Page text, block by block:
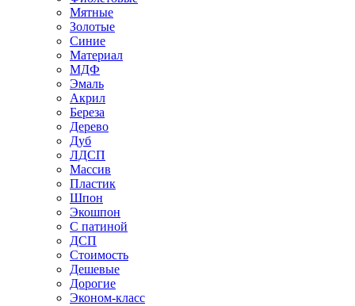
Мятные
Золотые
Синие
Материал
МДФ
Эмаль
Акрил
Береза
Дерево
Дуб
ЛДСП
Массив
Пластик
Шпон
Экошпон
С патиной
ДСП
Стоимость
Дешевые
Дорогие
Эконом-класс